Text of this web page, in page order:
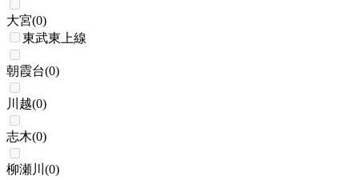
大宮(0)
東武東上線
朝霞台(0)
川越(0)
志木(0)
柳瀬川 (0)